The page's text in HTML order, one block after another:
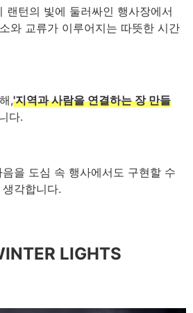
랜턴의 빛에 둘러싸인 행사장에서
와 교류가 이루어지는 따뜻한 시간
,'지역과 사람을 연결하는 장 만들
다.
을 도심 속 행사에서도 구현할 수
각합니다.
LIGHTS